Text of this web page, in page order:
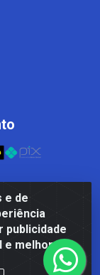
e de
publicidade
e melhorar a
- Afonso
000 - CNPJ